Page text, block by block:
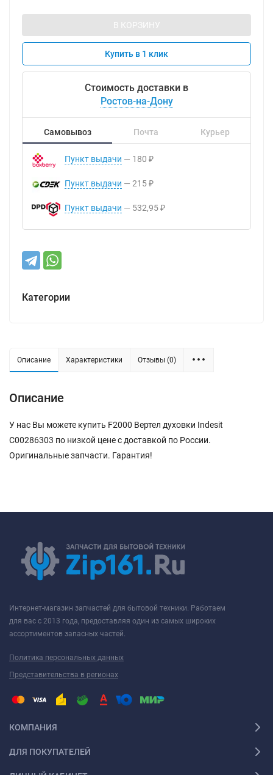
В КОРЗИНУ
Купить в 1 клик
Стоимость доставки в
Ростов-на-Дону
Самовывоз Почта Курьер
Пункт выдачи 180 ₽
Пункт выдачи 215 ₽
Пункт выдачи 532,95 ₽
Категории
Описание Характеристики Отзывы (0)
Описание
У нас Вы можете купить F2000 Вертел духовки Indesit
C00286303 по низкой цене с доставкой по России.
Оригинальные запчасти. Гарантия!
Интернет-магазин запчастей для бытовой техники. Работаем
для вас с 2013 года, предоставляя один из самых широких
ассортиментов запасных частей.
Политика персональных данных
Представительства в регионах
КОМПАНИЯ
ДЛЯ ПОКУПАТЕЛЕЙ